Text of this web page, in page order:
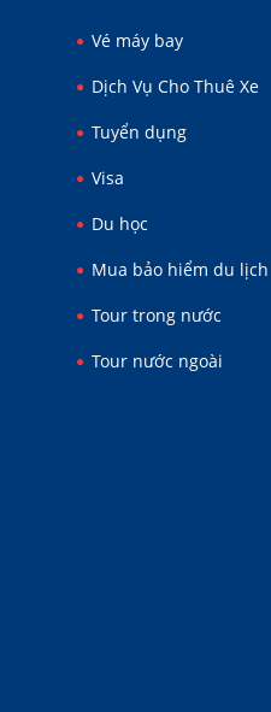
Vé máy bay
Dịch Vụ Cho Thuê Xe
Tuyển dụng
Visa
Du học
Mua bảo hiểm du lịch
Tour trong nước
Tour nước ngoài